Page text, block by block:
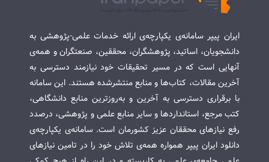
ایران پیپر سامانه‌ی یکپارچه‌ی ارائه خدمات علمی-پژوهشی به
دانشجویان، اساتید، پژوهشگران، محققین، صنعتگران و همه‌ی
آنهایی است که در مسیر تحقیقات خود نیازمند دسترسی به
آخرین مقالات، کتاب‌ها و منابع منتشرشده هستند. این سامانه
با برقراری دسترسی به آخرین و به‌روزترین منابع دانشگاهی،
کتب مرجع، استانداردها و سایر منابع علمی و پژوهشی، درصدد
رفع نیازهای محققان عزیز کشورمان است. سامانه‌ی یکپارچه‌ی
دانلود ایران پیپر همواره همه‌ی تلاش خود را در تامین نیازهای